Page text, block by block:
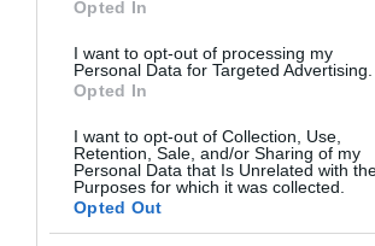
Opted In
I want to opt-out of processing my
Personal Data for Targeted Advertising.
Opted In
I want to opt-out of Collection, Use,
Retention, Sale, and/or Sharing of my
Personal Data that Is Unrelated with
Purposes for which it was collected.
Opted Out
három legszebb emberével rendezett
főszerepébenDakota Johnson(A szürke
árnyalata),Chris Evans(Amerika kapitány
Nézd meg a film előzetesét!